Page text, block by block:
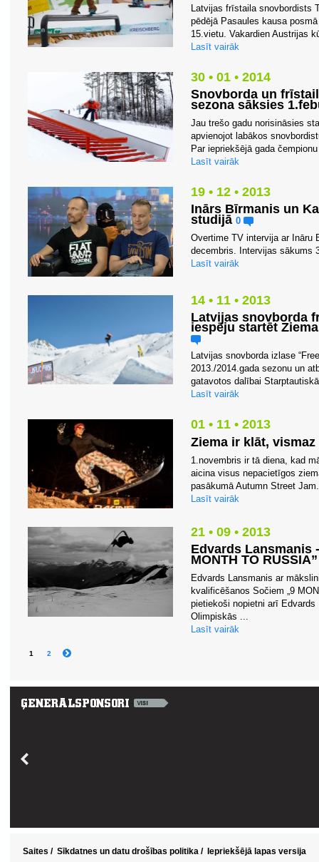
Latvijas frīstaila snovbordists
pēdējā Pasaules kausa
15.vietu. Vakardien Austrijas
Lasīt vairāk
30 • 01 • 2014
Snovborda un
sezona sāksies
Jau trešo gadu norisināsies
apvienojot labākos
Par iepriekšējā gada
Lasīt vairāk
19 • 12 • 2013
Inārs Bīrmanis un
studijā 0
Overtime TV intervija ar Ināru
decembris. Intervijas
Lasīt vairāk
14 • 11 • 2013
Latvijas snovborda
iespēju startēt
Latvijas snovborda izlase
2013./2014.gada sezonu un
gatavotos dalībai
Lasīt vairāk
01 • 11 • 2013
Ziema ir klāt,
1.novembris ir tā diena, kad
aicina visus nepacietīgos
pasākumā Autumn Street
Lasīt vairāk
21 • 09 • 2013
Edvards Lansmanis
MONTH TO RUSSIA”
Edvards Lansmanis ar
kvalificēšanos Sočiem „9
pietiekoši nopietni arī
Olimpiskās ...
Lasīt vairāk
1 2
Saites / Sīkdatnes un datu drošības politika / Iepriekšējā lapas versija